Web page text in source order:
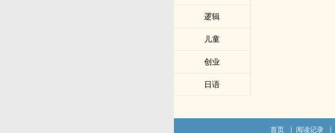
逻辑
儿童
创业
日语
首页 阅读记录